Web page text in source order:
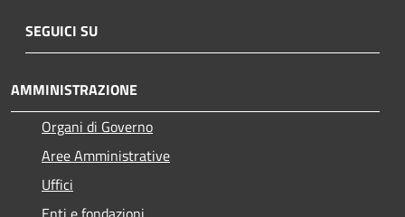
SEGUICI SU
AMMINISTRAZIONE
Organi di Governo
Aree Amministrative
Uffici